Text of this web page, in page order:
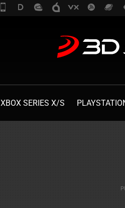
XBOX SERIES X/S